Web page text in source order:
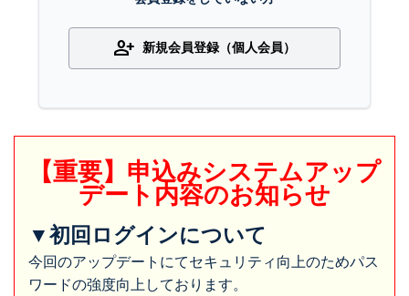
person_add 新規会員登録（個人会員）
【重要】申込みシステムアップ
デート内容のお知らせ
▼初回ログインについて
今回のアップデートにてセキュリティ向上のためパス
ワードの強度向上しております。